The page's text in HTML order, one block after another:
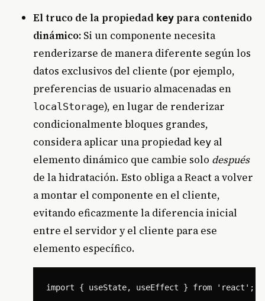
El truco de la propiedad key para contenido
dinámico: Si un componente necesita
renderizarse de manera diferente según los
datos exclusivos del cliente (por ejemplo,
preferencias de usuario almacenadas en
localStorage), en lugar de renderizar
condicionalmente bloques grandes,
considera aplicar una propiedad key al
elemento dinámico que cambie solo después
de la hidratación. Esto obliga a React a volver
a montar el componente en el cliente,
evitando eficazmente la diferencia inicial
entre el servidor y el cliente para ese
elemento específico.
import { useState, useEffect } from 'react';